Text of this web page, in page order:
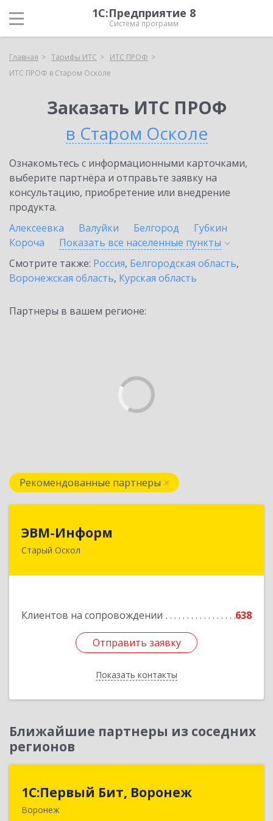
1С:Предприятие 8
Система программ
Главная Тарифы ИТС
ИТС ПРОФ
ИТС ПРОФ в Старом Осколе
Заказать ИТС ПРОФ
в Старом Осколе
Ознакомьтесь с информационными карточками,
выберите партнёра и отправьте заявку на
консультацию, приобретение или внедрение
продукта.
Алексеевка
Валуйки Белгород
Губкин
Короча
Показать все населенные пункты
Смотрите также: Россия, Белгородская область,
Воронежская область, Курская область
Партнеры в вашем регионе:
Рекомендованные партнеры
ЭВМ-Информ
Старый Оскол
Клиентов на сопровождении 638
Отправить заявку
Показать контакты
309516, Белгородская обл, Старый Оскол г,
Отправить заявку
Назад
Ближайшие партнеры из соседних
регионов
1С:Первый Бит, Воронеж
Воронеж
1С:Первый Бит, Воронеж
394006, Воронежская обл, Воронеж г, 20-летия